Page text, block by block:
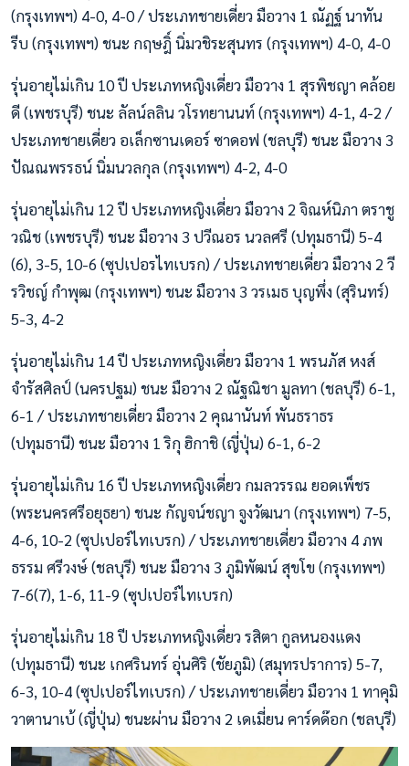
(กรุงเทพฯ) 4-0, 4-0 / ประเภทชายเดี่ยว มือวาง 1 ณัฏฐ์ นาทัน
รีบ (กรุงเทพฯ) ชนะ กฤษฎิ์ นิ่มวชิระสุนทร (กรุงเทพฯ) 4-0, 4-0
รุ่นอายุไม่เกิน 10 ปี ประเภทหญิงเดี่ยว มือวาง 1 สุรพิชญา คล้อย
ดี (เพชรบุรี) ชนะ ลัลน์ลลิน วโรทยานนท์ (กรุงเทพฯ) 4-1, 4-2 /
ประเภทชายเดี่ยว อเล็กซานเดอร์ ซาดอฟ (ชลบุรี) ชนะ มือวาง 3
ปัณณพรรธน์ นิ่มนวลกุล (กรุงเทพฯ) 4-2, 4-0
รุ่นอายุไม่เกิน 12 ปี ประเภทหญิงเดี่ยว มือวาง 2 จิณห์นิภา ตราชู
วณิช (เพชรบุรี) ชนะ มือวาง 3 ปวีณอร นวลศรี (ปทุมธานี) 5-4
(6), 3-5, 10-6 (ซุปเปอรไทเบรก) / ประเภทชายเดี่ยว มือวาง 2 วี
รวิชญ์ กำพุฒ (กรุงเทพฯ) ชนะ มือวาง 3 วรเมธ บุญพึ่ง (สุรินทร์)
5-3, 4-2
รุ่นอายุไม่เกิน 14 ปี ประเภทหญิงเดี่ยว มือวาง 1 พรนภัส หงส์
จำรัสศิลป์ (นครปฐม) ชนะ มือวาง 2 ณัฐณิชา มูลทา (ชลบุรี) 6-1,
6-1 / ประเภทชายเดี่ยว มือวาง 2 คุณานันท์ พันธราธร
(ปทุมธานี) ชนะ มือวาง 1 ริกุ ฮิกาชิ (ญี่ปุ่น) 6-1, 6-2
รุ่นอายุไม่เกิน 16 ปี ประเภทหญิงเดี่ยว กมลวรรณ ยอดเพ็ชร
(พระนครศรีอยุธยา) ชนะ กัญจน์ชญา จูงวัฒนา (กรุงเทพฯ) 7-5,
4-6, 10-2 (ซุปเปอร์ไทเบรก) / ประเภทชายเดี่ยว มือวาง 4 ภพ
ธรรม ศรีวงษ์ (ชลบุรี) ชนะ มือวาง 3 ภูมิพัฒน์ สุขโข (กรุงเทพฯ)
7-6(7), 1-6, 11-9 (ซุปเปอร์ไทเบรก)
รุ่นอายุไม่เกิน 18 ปี ประเภทหญิงเดี่ยว รสิตา กูลหนองแดง
(ปทุมธานี) ชนะ เกศรินทร์ อุ่นศิริ (ชัยภูมิ) (สมุทรปราการ) 5-7,
6-3, 10-4 (ซุปเปอร์ไทเบรก) / ประเภทชายเดี่ยว มือวาง 1 ทาคุมิ
วาตานาเบ้ (ญี่ปุ่น) ชนะผ่าน มือวาง 2 เดเมี่ยน คาร์ดด๊อก (ชลบุรี)